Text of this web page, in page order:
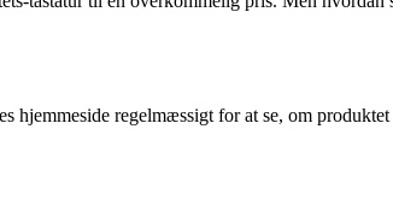
regelmæssigt for at se, om